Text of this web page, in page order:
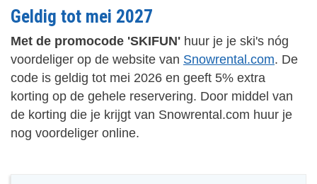
Geldig tot mei 2027
Met de promocode 'SKIFUN' huur je je ski's nóg
voordeliger op de website van Snowrental.com. De
code is geldig tot mei 2026 en geeft 5% extra
korting op de gehele reservering. Door middel van
de korting die je krijgt van Snowrental.com huur je
nog voordeliger online.